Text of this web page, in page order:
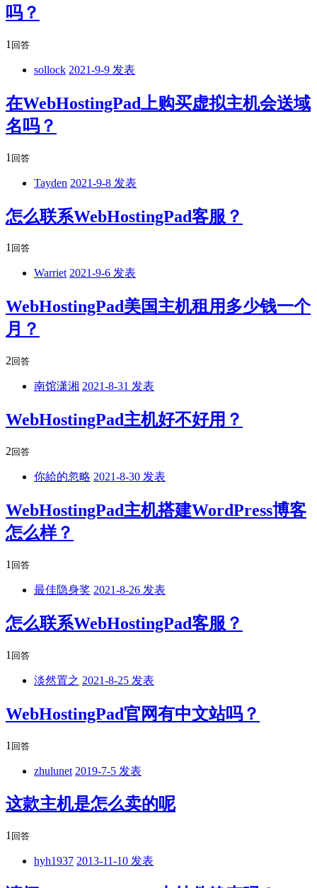
吗？
1 回答
sollock 2021-9-9 发表
在WebHostingPad上购买虚拟主机会送域
名吗？
1 回答
Tayden 2021-9-8 发表
怎么联系WebHostingPad客服？
1 回答
Warriet 2021-9-6 发表
WebHostingPad美国主机租用多少钱一个
月？
2 回答
南馆潇湘 2021-8-31 发表
WebHostingPad主机好不好用？
2 回答
你給的忽略 2021-8-30 发表
WebHostingPad主机搭建WordPress博客
怎么样？
1 回答
最佳隐身奖 2021-8-26 发表
怎么联系WebHostingPad客服？
1 回答
淡然置之 2021-8-25 发表
WebHostingPad官网有中文站吗？
1 回答
zhulunet 2019-7-5 发表
这款主机是怎么卖的呢
1 回答
hyh1937 2013-11-10 发表